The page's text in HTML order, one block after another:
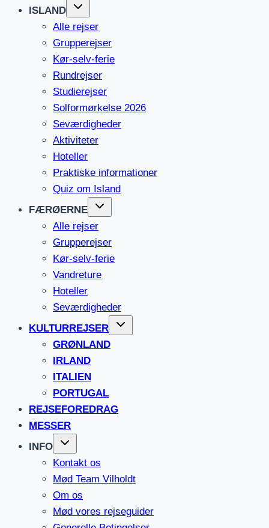
ISLAND
Alle rejser
Grupperejser
Kør-selv-ferie
Rundrejser
Studierejser
Solformørkelse 2026
Seværdigheder
Aktiviteter
Hoteller
Praktiske informationer
Quiz om Island
FÆRØERNE
Alle rejser
Grupperejser
Kør-selv-ferie
Vandreture
Hoteller
Seværdigheder
KULTURREJSER
GRØNLAND
IRLAND
ITALIEN
PORTUGAL
REJSEFOREDRAG
MESSER
INFO
Kontakt os
Mød Team Vilholdt
Om os
Mød vores rejseguider